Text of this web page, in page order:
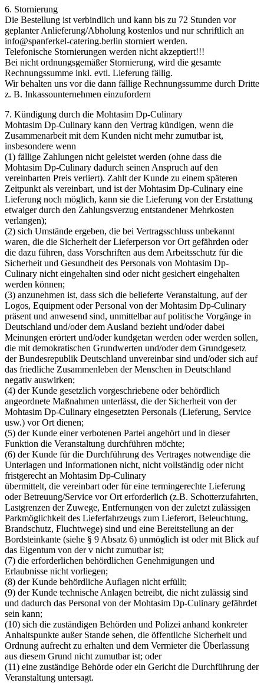
6. Stornierung
Die Bestellung ist verbindlich und kann bis zu 72 Stunden vor
geplanter Anlieferung/Abholung kostenlos und nur schriftlich an
info@spanferkel-catering.berlin storniert werden.
Telefonische Stornierungen werden nicht akzeptiert!!!
Bei nicht ordnungsgemäßer Stornierung, wird die gesamte
Rechnungssumme inkl. evtl. Lieferung fällig.
Wir behalten uns vor die dann fällige Rechnungssumme durch Dritte
z. B. Inkassounternehmen einzufordern
7. Kündigung durch die Mohtasim Dp-Culinary
Mohtasim Dp-Culinary kann den Vertrag kündigen, wenn die
Zusammenarbeit mit dem Kunden nicht mehr zumutbar ist,
insbesondere wenn
(1) fällige Zahlungen nicht geleistet werden (ohne dass die
Mohtasim Dp-Culinary dadurch seinen Anspruch auf den
vereinbarten Preis verliert). Zahlt der Kunde zu einem späteren
Zeitpunkt als vereinbart, und ist der Mohtasim Dp-Culinary eine
Lieferung noch möglich, kann sie die Lieferung von der Erstattung
etwaiger durch den Zahlungsverzug entstandener Mehrkosten
verlangen);
(2) sich Umstände ergeben, die bei Vertragsschluss unbekannt
waren, die die Sicherheit der Lieferperson vor Ort gefährden oder
die dazu führen, dass Vorschriften aus dem Arbeitsschutz für die
Sicherheit und Gesundheit des Personals von Mohtasim Dp-
Culinary nicht eingehalten sind oder nicht gesichert eingehalten
werden können;
(3) anzunehmen ist, dass sich die belieferte Veranstaltung, auf der
Logos, Equipment oder Personal von der Mohtasim Dp-Culinary
präsent und anwesend sind, unmittelbar auf politische Vorgänge in
Deutschland und/oder dem Ausland bezieht und/oder dabei
Meinungen erörtert und/oder kundgetan werden oder werden sollen,
die mit demokratischen Grundwerten und/oder dem Grundgesetz
der Bundesrepublik Deutschland unvereinbar sind und/oder sich auf
das friedliche Zusammenleben der Menschen in Deutschland
negativ auswirken;
(4) der Kunde gesetzlich vorgeschriebene oder behördlich
angeordnete Maßnahmen unterlässt, die der Sicherheit von der
Mohtasim Dp-Culinary eingesetzten Personals (Lieferung, Service
usw.) vor Ort dienen;
(5) der Kunde einer verbotenen Partei angehört und in dieser
Funktion die Veranstaltung durchführen möchte;
(6) der Kunde für die Durchführung des Vertrages notwendige die
Unterlagen und Informationen nicht, nicht vollständig oder nicht
fristgerecht an Mohtasim Dp-Culinary
übermittelt, die vereinbart oder für eine termingerechte Lieferung
oder Betreuung/Service vor Ort erforderlich (z.B. Schotterzufahrten,
Lastgrenzen der Zuwege, Entfernungen von der zuletzt zulässigen
Parkmöglichkeit des Lieferfahrzeugs zum Lieferort, Beleuchtung,
Brandschutz, Fluchtwege) sind und eine Bereitstellung an der
Bordsteinkante (siehe § 9 Absatz 6) unmöglich ist oder mit Blick auf
das Eigentum von der v nicht zumutbar ist;
(7) die erforderlichen behördlichen Genehmigungen und
Erlaubnisse nicht vorliegen;
(8) der Kunde behördliche Auflagen nicht erfüllt;
(9) der Kunde technische Anlagen betreibt, die nicht zulässig sind
und dadurch das Personal von der Mohtasim Dp-Culinary gefährdet
sein kann;
(10) sich die zuständigen Behörden und Polizei anhand konkreter
Anhaltspunkte außer Stande sehen, die öffentliche Sicherheit und
Ordnung aufrecht zu erhalten und dem Vermieter die Überlassung
aus diesem Grund nicht zumutbar ist; oder
(11) eine zuständige Behörde oder ein Gericht die Durchführung der
Veranstaltung untersagt.